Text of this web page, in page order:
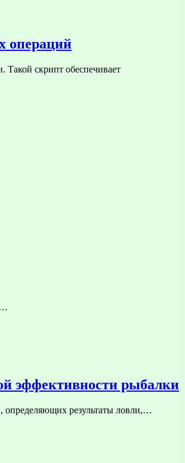
операций
скрипт обеспечивает
эффективности рыбалки
определяющих результаты ловли,…